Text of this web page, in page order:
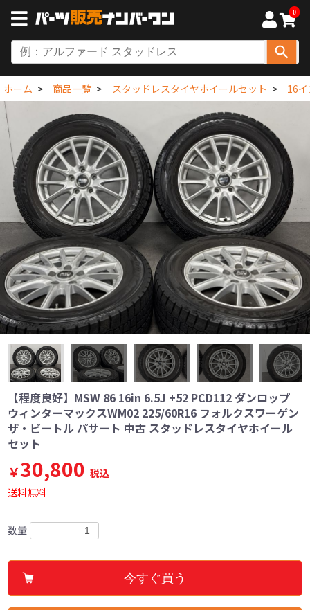
0
ホーム 商品一覧 スタッドレスタイヤホイールセット 16
【程度良好】MSW 86 16in 6.5J +52 PCD112 ダンロップ
ウィンターマックスWM02 225/60R16 フォルクスワーゲン
ザ・ビートル パサート 中古 スタッドレスタイヤホイール
セット
￥30,800 税込
送料無料
数量
今すぐ買う